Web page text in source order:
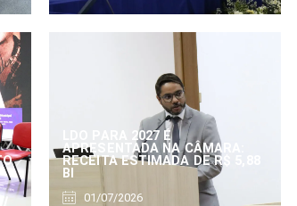
LDO PARA 2027 É
APRESENTADA NA CÂMARA:
RECEITA ESTIMADA DE R$ 5,88
BI
01/07/2026